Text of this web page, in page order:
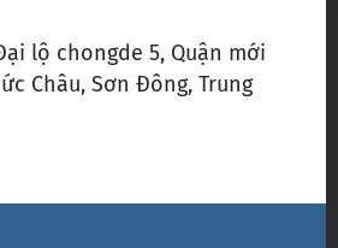
lộ chongde 5, Quận mới
Châu, Sơn Đông, Trung